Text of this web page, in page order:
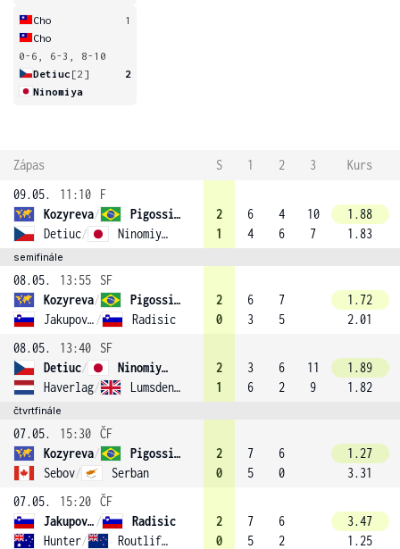
Cho
1
Cho
0-6, 6-3, 8-10
Detiuc [2]
2
Ninomiya
Zápas S 1 2 3
Kurs
09.05.
11:10
F
Kozyreva/
Pigossi (4)
Detiuc/ Ninomiya (2)
2
1
6
4
4
6
10
7
1.88
1.83
semifinále
08.05. 13:55
SF
Kozyreva/
Pigossi (4)
Jakupovic / Radisic
2
0
6
3
7
5
1.72
2.01
08.05.
13:40
SF
Detiuc/
Ninomiya (2)
Haverlag/ Lumsden (3)
2
1
3
6
6
2
11
9
1.89
1.82
čtvrtfinále
07.05. 15:30 ČF
Kozyreva/
Pigossi (4)
Sebov/ Serban
2
0
7
5
6
0
1.27
3.31
07.05.
15:20 ČF
Jakupovic /
Radisic
Hunter/ Routliffe (1)
2
0
7
5
6
2
3.47
1.25